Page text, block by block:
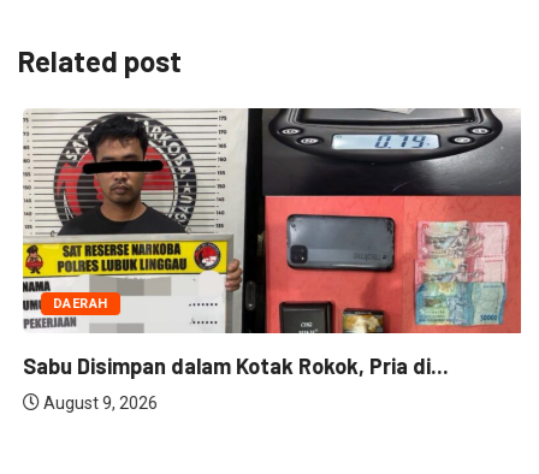
Related post
DAERAH
Sabu Disimpan dalam Kotak Rokok, Pria di...
August 9, 2026